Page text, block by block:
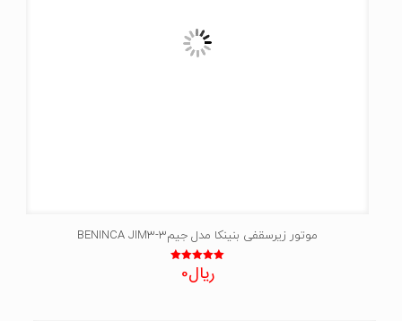
موتور زیرسقفی بنینکا مدل جیم3-BENINCA JIM3
نمره
5.00
ریال0